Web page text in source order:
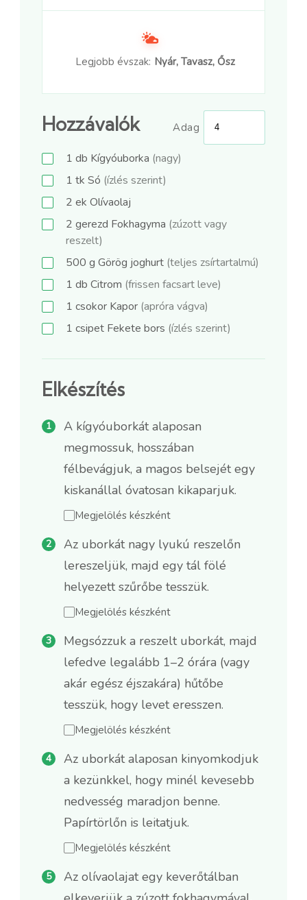
Legjobb évszak: Nyár, Tavasz, Ősz
Hozzávalók Adag
1 db Kígyóuborka (nagy)
1 tk Só (ízlés szerint)
2 ek Olívaolaj
2 gerezd Fokhagyma (zúzott vagy
reszelt)
500 g Görög joghurt (teljes zsírtartalmú)
1 db Citrom (frissen facsart leve)
1 csokor Kapor (apróra vágva)
1 csipet Fekete bors (ízlés szerint)
Elkészítés
A kígyóuborkát alaposan
megmossuk, hosszában
félbevágjuk, a magos belsejét egy
kiskanállal óvatosan kikaparjuk.
Megjelölés készként
Az uborkát nagy lyukú reszelőn
lereszeljük, majd egy tál fölé
helyezett szűrőbe tesszük.
Megjelölés készként
Megsózzuk a reszelt uborkát, majd
lefedve legalább 1–2 órára (vagy
akár egész éjszakára) hűtőbe
tesszük, hogy levet eresszen.
Megjelölés készként
Az uborkát alaposan kinyomkodjuk
a kezünkkel, hogy minél kevesebb
nedvesség maradjon benne.
Papírtörlőn is leitatjuk.
Megjelölés készként
Az olívaolajat egy keverőtálban